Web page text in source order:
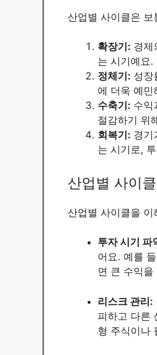
산업별 사이클은
확장기: 경제
는 시기예요.
정체기: 성장
에 더욱 예민
수축기: 수익
절감하기 위
회복기: 경기
는 시기로,
산업별 사이
산업별 사이클을
투자 시기 파
어요. 예를
면 큰 수익
리스크 관리:
피하고 다른
형 주식이나